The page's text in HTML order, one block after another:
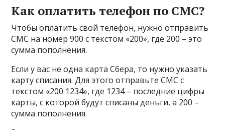
Как оплатить телефон по СМС?
Чтобы оплатить свой телефон, нужно отправить
СМС на номер 900 с текстом «200», где 200 – это
сумма пополнения.
Если у вас не одна карта Сбера, то нужно указать
карту списания. Для этого отправьте СМС с
текстом «200 1234», где 1234 – последние цифры
карты, с которой будут списаны деньги, а 200 –
сумма пополнения.